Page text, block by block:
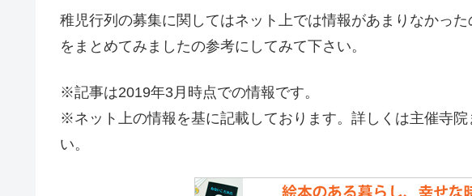
稚児行列の募集に関してはネット上では情報があまりなかっ
をまとめてみましたの参考にしてみて下さい。
※記事は2019年3月時点での情報です。
※ネット上の情報を基に記載しております。詳しくは主催寺
い。